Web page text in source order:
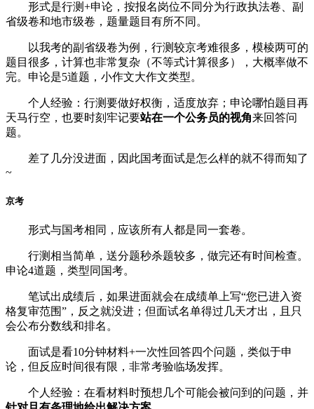
形式是行测+申论，按报名岗位不同分为行政执法卷、副
省级卷和地市级卷，题量题目有所不同。
以我考的副省级卷为例，行测较京考难很多，模棱两可的
题目很多，计算也非常复杂（不等式计算很多），大概率做不
完。申论是5道题，小作文大作文类型。
个人经验：行测要做好权衡，适度放弃；申论哪怕题目再
天马行空，也要时刻牢记要站在一个公务员的视角来回答问
题。
差了几分没进面，因此国考面试是怎么样的就不得而知了
~
京考
形式与国考相同，应该所有人都是同一套卷。
行测相当简单，送分题秒杀题较多，做完还有时间检查。
申论4道题，类型同国考。
笔试出成绩后，如果进面就会在成绩单上写“您已进入资
格复审范围”，反之就没进；但面试名单得过几天才出，且只
会公布分数线和排名。
面试是看10分钟材料+一次性回答四个问题，类似于申
论，但反应时间很有限，非常考验临场发挥。
个人经验：在看材料时预想几个可能会被问到的问题，并